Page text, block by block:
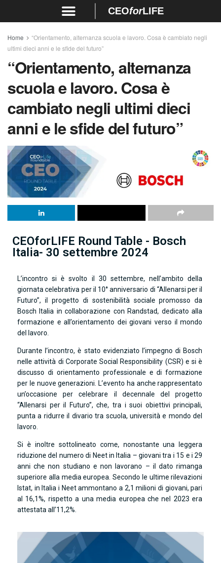
CEOforLIFE
Home
“Orientamento, alternanza scuola e lavoro. Cosa è cambiato negli
ultimi dieci anni e le sfide del futuro”
“Orientamento, alternanza
scuola e lavoro. Cosa è
cambiato negli ultimi dieci
anni e le sfide del futuro”
CEOforLIFE Round Table - Bosch
Italia- 30 settembre 2024
L’incontro si è svolto il 30 settembre, nell’ambito della
giornata celebrativa per il 10° anniversario di “Allenarsi per il
Futuro”, il progetto di sostenibilità sociale promosso da
Bosch Italia in collaborazione con Randstad, dedicato alla
formazione e all’orientamento dei giovani verso il mondo
del lavoro.
Durante l’incontro, è stato evidenziato l’impegno di Bosch
nelle attività di Corporate Social Responsibility (CSR) e si è
discusso di orientamento professionale e di formazione
per le nuove generazioni. L’evento ha anche rappresentato
un’occasione per celebrare il decennale del progetto
“Allenarsi per il Futuro”, che, tra i suoi obiettivi principali,
punta a ridurre il divario tra scuola, università e mondo del
lavoro.
Si è inoltre sottolineato come, nonostante una leggera
riduzione del numero di Neet in Italia – giovani tra i 15 e i 29
anni che non studiano e non lavorano – il dato rimanga
superiore alla media europea. Secondo le ultime rilevazioni
Istat, in Italia i Neet ammontano a 2,1 milioni di giovani, pari
al 16,1%, rispetto a una media europea che nel 2023 era
attestata all’11,2%.